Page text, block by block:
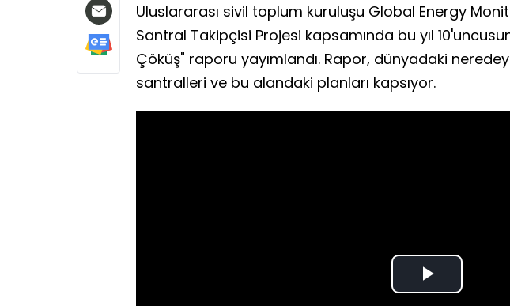
Uluslararası sivil toplum kuruluşu Global Energy
Santral Takipçisi Projesi kapsamında bu yıl
Çöküş" raporu yayımlandı. Rapor, dünyadaki
santralleri ve bu alandaki planları kapsıyor.
Play